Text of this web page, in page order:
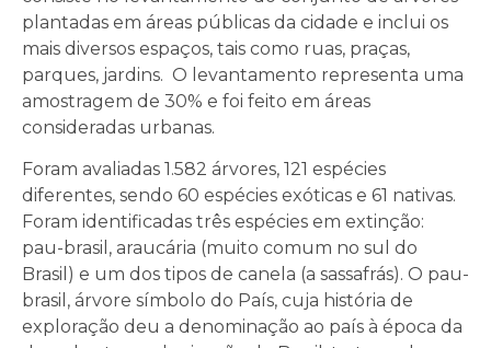
plantadas em áreas públicas da cidade e inclui os
mais diversos espaços, tais como ruas, praças,
parques, jardins. O levantamento representa uma
amostragem de 30% e foi feito em áreas
consideradas urbanas.
Foram avaliadas 1.582 árvores, 121 espécies
diferentes, sendo 60 espécies exóticas e 61 nativas.
Foram identificadas três espécies em extinção:
pau-brasil, araucária (muito comum no sul do
Brasil) e um dos tipos de canela (a sassafrás). O pau-
brasil, árvore símbolo do País, cuja história de
exploração deu a denominação ao país à época da